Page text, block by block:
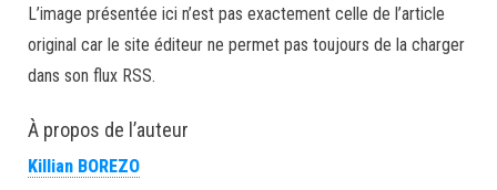
L’image présentée ici n’est pas exactement celle de l’article
original car le site éditeur ne permet pas toujours de la charger
dans son flux RSS.
À propos de l’auteur
Killian BOREZO